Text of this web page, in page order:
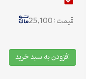
قیمت : 25,100
افزودن به سبد خرید